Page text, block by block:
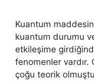
Kuantum
kuantum durumu
etkileşime
fenomenler vardır.
çoğu teorik